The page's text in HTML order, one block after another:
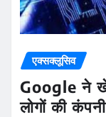
एक्सक्लूसिव
Google ने
लोगों की